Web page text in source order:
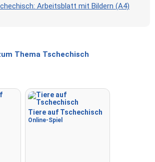
Arbeitsblatt mit Bildern (A4)
Thema Tschechisch
Tiere auf Tschechisch
Online-Spiel